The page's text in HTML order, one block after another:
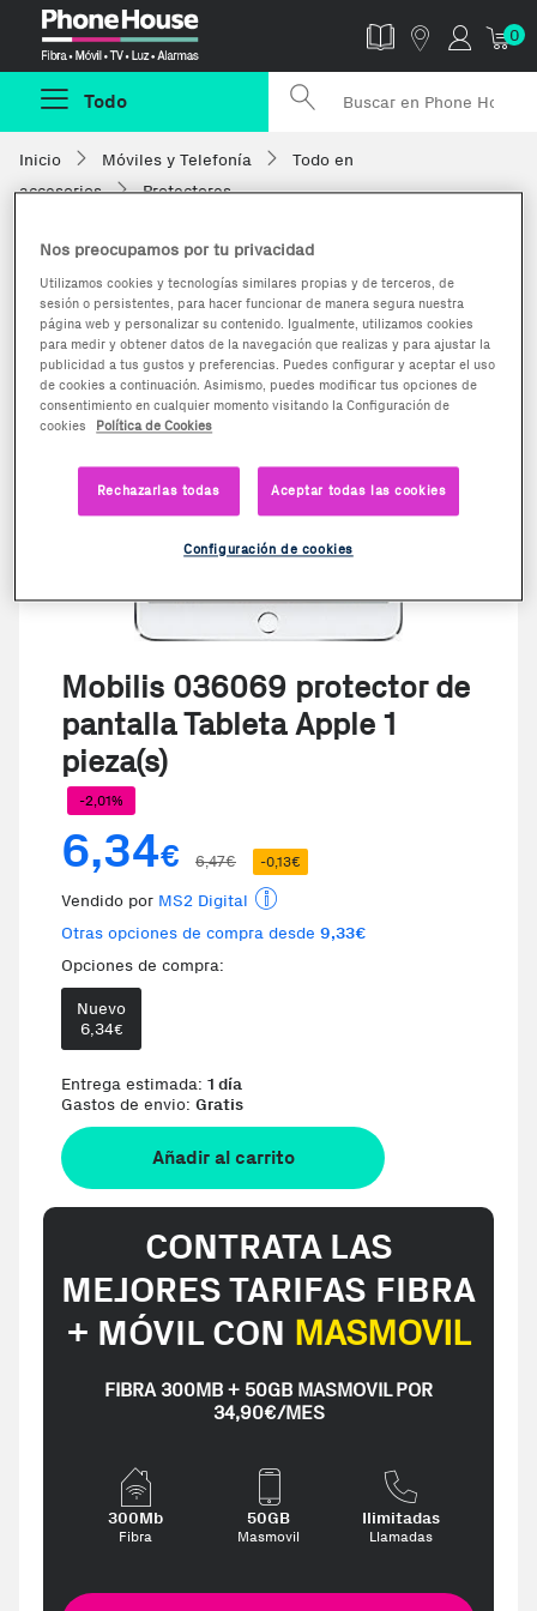
0
Todo
Inicio Móviles y Telefonía
Todo en
accesorios
Protectores
Mobilis 036069 protector de
pantalla Tableta Apple 1
pieza(s)
-2,01%
6,34€ 6,47€ -0,13€
Vendido por MS2 Digital
Otras opciones de compra desde 9,33€
Opciones de compra:
Nuevo
6,34€
Entrega estimada: 1 día
Gastos de envio: Gratis
Añadir al carrito
CONTRATA LAS
MEJORES TARIFAS FIBRA
+ MÓVIL CON MASMOVIL
FIBRA 300MB + 50GB MASMOVIL POR
34,90€/MES
300Mb
Fibra
50GB
Masmovil
Ilimitadas
Llamadas
Nos preocupamos por tu privacidad
Utilizamos cookies y tecnologías similares propias y de terceros, de
sesión o persistentes, para hacer funcionar de manera segura nuestra
página web y personalizar su contenido. Igualmente, utilizamos cookies
para medir y obtener datos de la navegación que realizas y para ajustar la
publicidad a tus gustos y preferencias. Puedes configurar y aceptar el uso
de cookies a continuación. Asimismo, puedes modificar tus opciones de
consentimiento en cualquier momento visitando la Configuración de
cookies
Política de Cookies
Rechazarlas todas Aceptar todas las cookies
Configuración de cookies